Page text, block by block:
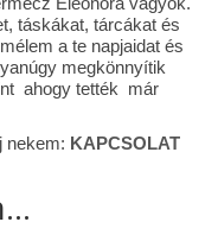
táskákat, tárcákat és
a te napjaidat és
megkönnyítik
ahogy tették már
nekem: KAPCSOLAT